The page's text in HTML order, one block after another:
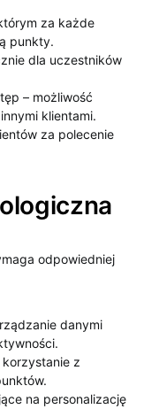
za każde
punkty.
dla uczestników
– możliwość
klientami.
za polecenie
odpowiedniej
danymi
korzystanie z
na personalizację